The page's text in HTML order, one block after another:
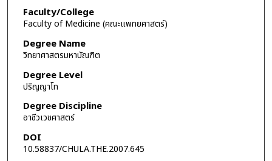
Faculty/College
Faculty of Medicine (คณะแพทยศาสตร์)
Degree Name
วิทยาศาสตรมหาบัณฑิต
Degree Level
ปริญญาโท
Degree Discipline
อาชีวเวชศาสตร์
DOI
10.58837/CHULA.THE.2007.645